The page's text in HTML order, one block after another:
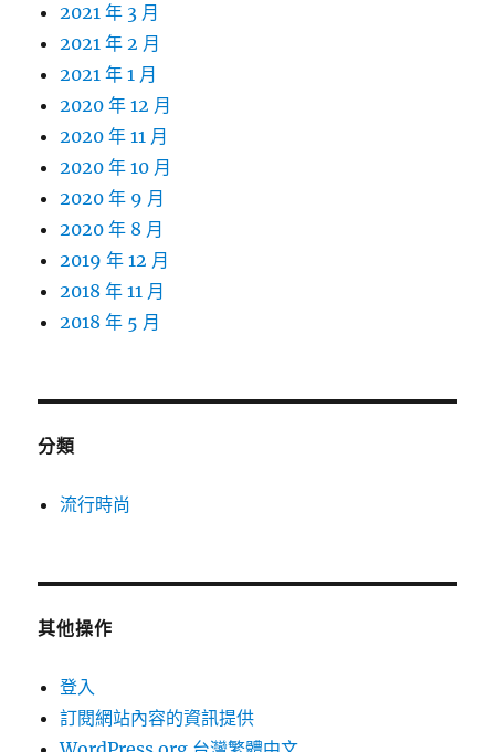
2021 年 3 月
2021 年 2 月
2021 年 1 月
2020 年 12 月
2020 年 11 月
2020 年 10 月
2020 年 9 月
2020 年 8 月
2019 年 12 月
2018 年 11 月
2018 年 5 月
分類
流行時尚
其他操作
登入
訂閱網站內容的資訊提供